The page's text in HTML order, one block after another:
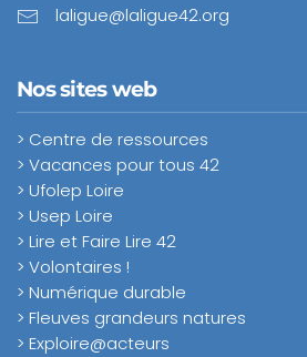
laligue@laligue42.org
Nos sites web
> Centre de ressources
> Vacances pour tous 42
> Ufolep Loire
> Usep Loire
> Lire et Faire Lire 42
> Volontaires !
> Numérique durable
> Fleuves grandeurs natures
> Exploire@acteurs